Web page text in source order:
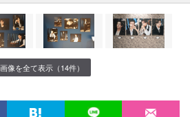
画像を全て表示（14件）